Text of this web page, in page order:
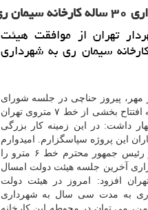
تهران از موافقت هیئت
۳۰ ساله كارخانه سیمان ری به شهرداری
پیروز حناچی در جلسه شورای
معاونان، مشاوران و شهرداران به افتتاح بخشی از خط ۷ متروی تهران
داشت: در این زمینه كار بزرگی
این پروژه سپاسگزارم. امیدوارم
پس از تعطیلات عید هم با حضور رئیس جمهور محترم خط ۶ مترو را
آخرین جلسه هیئت دولت امسال
افزود: امروز در هیئت دولت
به مدت سی سال به شهرداری